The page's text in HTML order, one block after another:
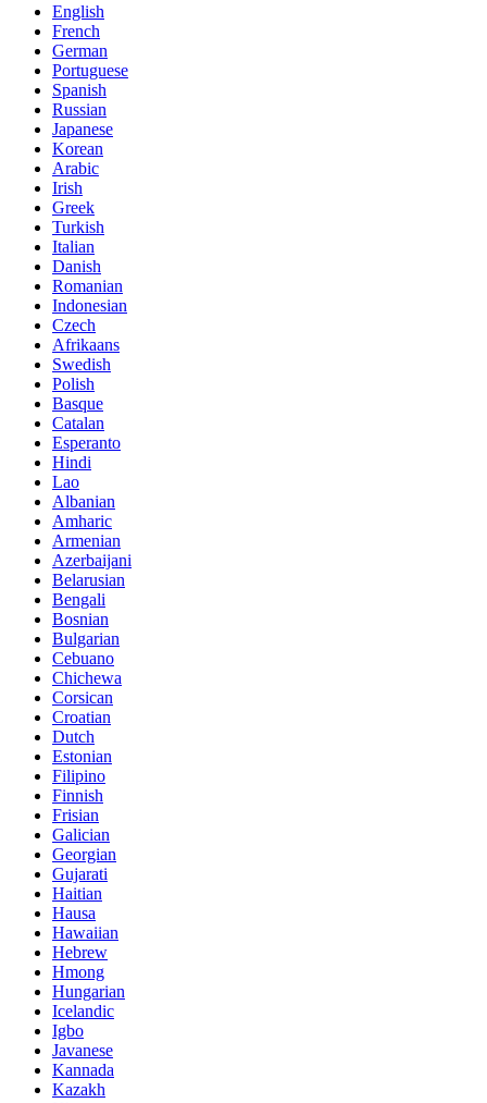
English
French
German
Portuguese
Spanish
Russian
Japanese
Korean
Arabic
Irish
Greek
Turkish
Italian
Danish
Romanian
Indonesian
Czech
Afrikaans
Swedish
Polish
Basque
Catalan
Esperanto
Hindi
Lao
Albanian
Amharic
Armenian
Azerbaijani
Belarusian
Bengali
Bosnian
Bulgarian
Cebuano
Chichewa
Corsican
Croatian
Dutch
Estonian
Filipino
Finnish
Frisian
Galician
Georgian
Gujarati
Haitian
Hausa
Hawaiian
Hebrew
Hmong
Hungarian
Icelandic
Igbo
Javanese
Kannada
Kazakh